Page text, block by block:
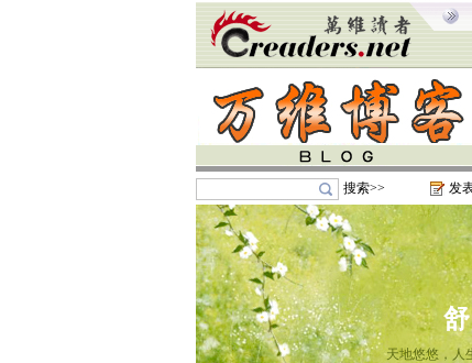
搜索>> 发
天地悠悠，人